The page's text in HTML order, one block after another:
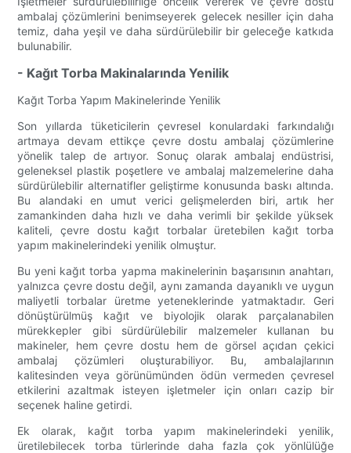
ambalaj çözümlerini benimseyerek gelecek nesiller için daha
temiz, daha yeşil ve daha sürdürülebilir bir geleceğe katkıda
bulunabilir.
- Kağıt Torba Makinalarında Yenilik
Kağıt Torba Yapım Makinelerinde Yenilik
Son yıllarda tüketicilerin çevresel konulardaki farkındalığı
artmaya devam ettikçe çevre dostu ambalaj çözümlerine
yönelik talep de artıyor. Sonuç olarak ambalaj endüstrisi,
geleneksel plastik poşetlere ve ambalaj malzemelerine daha
sürdürülebilir alternatifler geliştirme konusunda baskı altında.
Bu alandaki en umut verici gelişmelerden biri, artık her
zamankinden daha hızlı ve daha verimli bir şekilde yüksek
kaliteli, çevre dostu kağıt torbalar üretebilen kağıt torba
yapım makinelerindeki yenilik olmuştur.
Bu yeni kağıt torba yapma makinelerinin başarısının anahtarı,
yalnızca çevre dostu değil, aynı zamanda dayanıklı ve uygun
maliyetli torbalar üretme yeteneklerinde yatmaktadır. Geri
dönüştürülmüş kağıt ve biyolojik olarak parçalanabilen
mürekkepler gibi sürdürülebilir malzemeler kullanan bu
makineler, hem çevre dostu hem de görsel açıdan çekici
ambalaj çözümleri oluşturabiliyor. Bu, ambalajlarının
kalitesinden veya görünümünden ödün vermeden çevresel
etkilerini azaltmak isteyen işletmeler için onları cazip bir
seçenek haline getirdi.
Ek olarak, kağıt torba yapım makinelerindeki yenilik,
üretilebilecek torba türlerinde daha fazla çok yönlülüğe